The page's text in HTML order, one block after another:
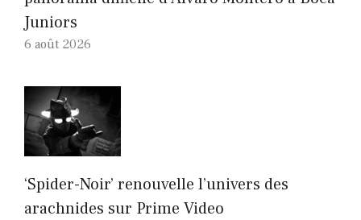
Juniors
6 août 2026
‘Spider-Noir’ renouvelle l’univers des
arachnides sur Prime Video